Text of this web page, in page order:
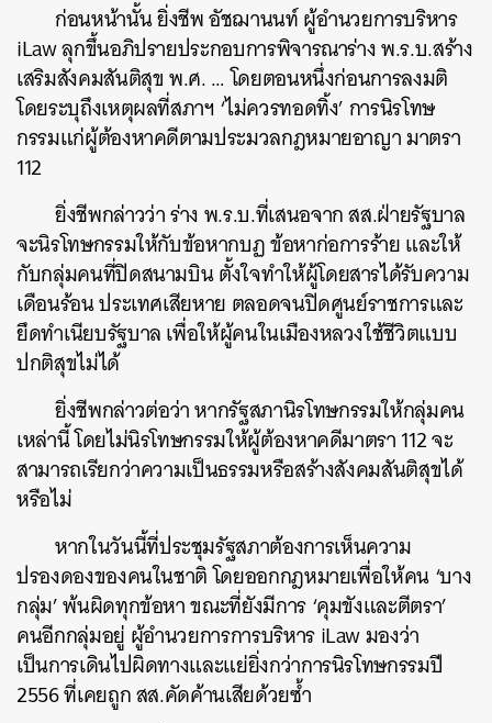
ก่อนหน้านั้น ยิ่งชีพ อัชฌานนท์ ผู้อำนวยการบริหาร
iLaw ลุกขึ้นอภิปรายประกอบการพิจารณาร่าง พ.ร.บ.สร้าง
เสริมสังคมสันติสุข พ.ศ. … โดยตอนหนึ่งก่อนการลงมติ
โดยระบุถึงเหตุผลที่สภาฯ ‘ไม่ควรทอดทิ้ง’ การนิรโทษ
กรรมแก่ผู้ต้องหาคดีตามประมวลกฎหมายอาญา มาตรา
112
ยิ่งชีพกล่าวว่า ร่าง พ.ร.บ.ที่เสนอจาก สส.ฝ่ายรัฐบาล
จะนิรโทษกรรมให้กับข้อหากบฏ ข้อหาก่อการร้าย และให้
กับกลุ่มคนที่ปิดสนามบิน ตั้งใจทำให้ผู้โดยสารได้รับความ
เดือนร้อน ประเทศเสียหาย ตลอดจนปิดศูนย์ราชการและ
ยึดทำเนียบรัฐบาล เพื่อให้ผู้คนในเมืองหลวงใช้ชีวิตแบบ
ปกติสุขไม่ได้
ยิ่งชีพกล่าวต่อว่า หากรัฐสภานิรโทษกรรมให้กลุ่มคน
เหล่านี้ โดยไม่นิรโทษกรรมให้ผู้ต้องหาคดีมาตรา 112 จะ
สามารถเรียกว่าความเป็นธรรมหรือสร้างสังคมสันติสุขได้
หรือไม่
หากในวันนี้ที่ประชุมรัฐสภาต้องการเห็นความ
ปรองดองของคนในชาติ โดยออกกฎหมายเพื่อให้คน ‘บาง
กลุ่ม’ พ้นผิดทุกข้อหา ขณะที่ยังมีการ ‘คุมขังและตีตรา’
คนอีกกลุ่มอยู่ ผู้อำนวยการการบริหาร iLaw มองว่า
เป็นการเดินไปผิดทางและแย่ยิ่งกว่าการนิรโทษกรรมปี
2556 ที่เคยถูก สส.คัดค้านเสียด้วยซ้ำ